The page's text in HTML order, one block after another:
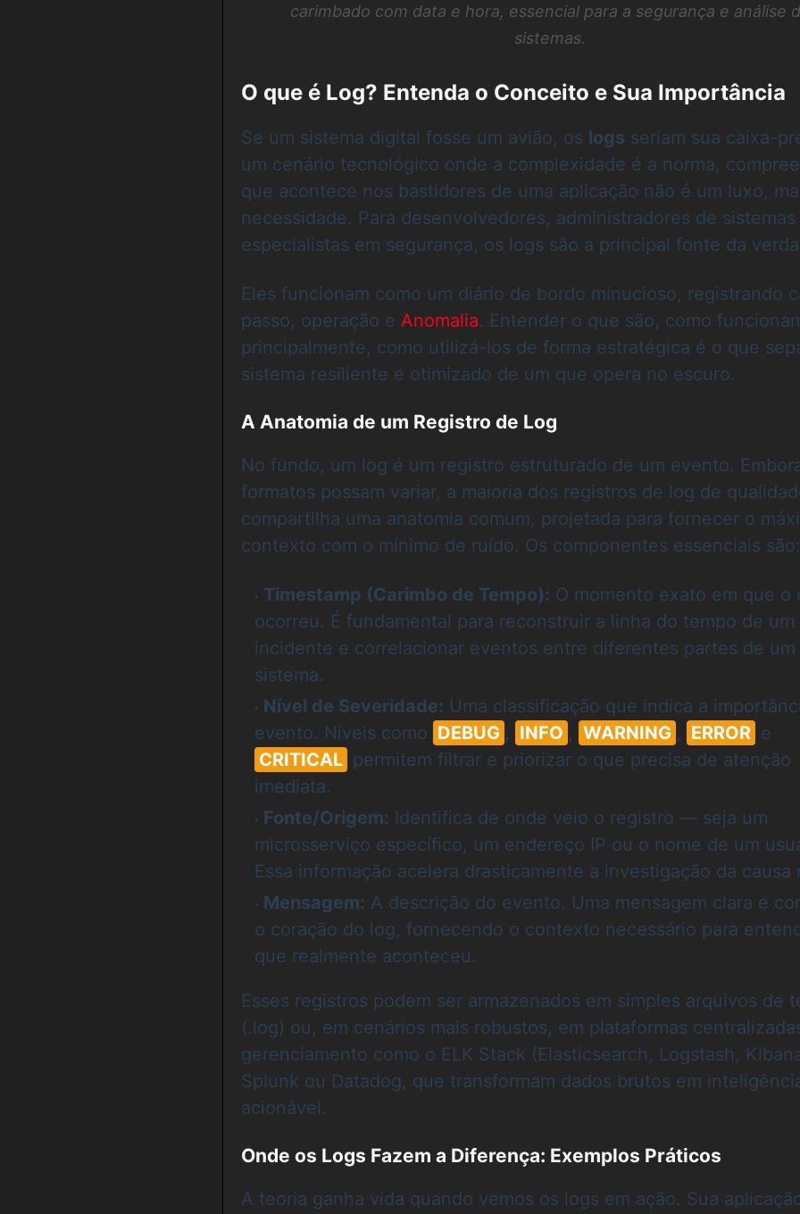
carimbado com data e hora, essencial para a segurança e análise
sistemas.
O que é Log? Entenda o Conceito e Sua Importância
Se um sistema digital fosse um avião, os logs seriam sua caixa-
um cenário tecnológico onde a complexidade é a norma,
que acontece nos bastidores de uma aplicação não é um luxo,
necessidade. Para desenvolvedores, administradores de sistemas
especialistas em segurança, os logs são a principal fonte da
Eles funcionam como um diário de bordo minucioso, registrando
passo, operação e Anomalia. Entender o que são, como
principalmente, como utilizá-los de forma estratégica é o que
sistema resiliente e otimizado de um que opera no escuro.
A Anatomia de um Registro de Log
No fundo, um log é um registro estruturado de um evento.
formatos possam variar, a maioria dos registros de log de
compartilha uma anatomia comum, projetada para fornecer o
contexto com o mínimo de ruído. Os componentes essenciais são:
Timestamp (Carimbo de Tempo): O momento exato em que o
ocorreu. É fundamental para reconstruir a linha do tempo de um
incidente e correlacionar eventos entre diferentes partes de um
sistema.
Nível de Severidade: Uma classificação que indica a
evento. Níveis como DEBUG , INFO , WARNING , ERROR e
CRITICAL permitem filtrar e priorizar o que precisa de atenção
imediata.
Fonte/Origem: Identifica de onde veio o registro — seja um
microsserviço específico, um endereço IP ou o nome de um
Essa informação acelera drasticamente a investigação da causa
Mensagem: A descrição do evento. Uma mensagem clara e
o coração do log, fornecendo o contexto necessário para
que realmente aconteceu.
Esses registros podem ser armazenados em simples arquivos de
(.log) ou, em cenários mais robustos, em plataformas
gerenciamento como o ELK Stack (Elasticsearch, Logstash,
Splunk ou Datadog, que transformam dados brutos em
acionável.
Onde os Logs Fazem a Diferença: Exemplos Práticos
A teoria ganha vida quando vemos os logs em ação. Sua